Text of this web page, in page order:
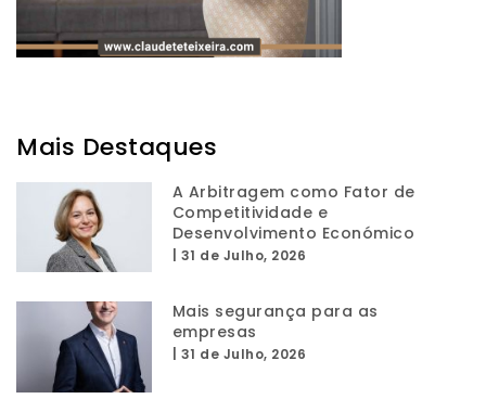
Mais Destaques
A Arbitragem como Fator de
Competitividade e
Desenvolvimento Económico
31 de Julho, 2026
Mais segurança para as
empresas
31 de Julho, 2026